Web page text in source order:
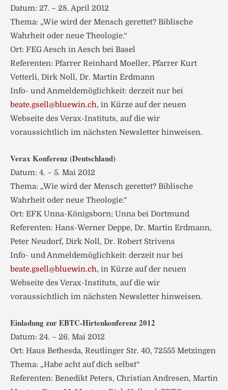
Datum: 27. – 28. April 2012
Thema: „Wie wird der Mensch gerettet? Biblische
Wahrheit oder neue Theologie.“
Ort: FEG Aesch in Aesch bei Basel
Referenten: Pfarrer Reinhard Moeller, Pfarrer Kurt
Vetterli, Dirk Noll, Dr. Martin Erdmann
Info- und Anmeldemöglichkeit: derzeit nur bei
beate.gsell@bluewin.ch, in Kürze auf der neuen
Webseite des Verax-Instituts, auf die wir
voraussichtlich im nächsten Newsletter hinweisen.
Verax Konferenz (Deutschland)
Datum: 4. – 5. Mai 2012
Thema: „Wie wird der Mensch gerettet? Biblische
Wahrheit oder neue Theologie.“
Ort: EFK Unna-Königsborn; Unna bei Dortmund
Referenten: Hans-Werner Deppe, Dr. Martin Erdmann,
Peter Neudorf, Dirk Noll, Dr. Robert Strivens
Info- und Anmeldemöglichkeit: derzeit nur bei
beate.gsell@bluewin.ch, in Kürze auf der neuen
Webseite des Verax-Instituts, auf die wir
voraussichtlich im nächsten Newsletter hinweisen.
Einladung zur EBTC-Hirtenkonferenz 2012
Datum: 24. – 26. Mai 2012
Ort: Haus Bethesda, Reutlinger Str. 40, 72555 Metzingen
Thema: „Habe acht auf dich selbst“
Referenten: Benedikt Peters, Christian Andresen, Martin